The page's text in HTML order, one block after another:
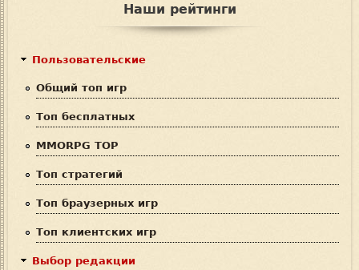
Наши рейтинги
Пользовательские
Общий топ игр
Топ бесплатных
MMORPG TOP
Топ стратегий
Топ браузерных игр
Топ клиентских игр
Выбор редакции